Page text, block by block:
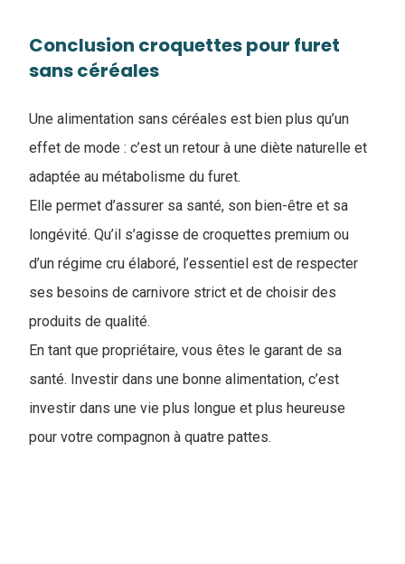
Conclusion ​croquettes pour furet
sans céréales
Une alimentation sans céréales est bien plus qu’un
effet de mode : c’est un retour à une diète naturelle et
adaptée au métabolisme du furet.
Elle permet d’assurer sa santé, son bien-être et sa
longévité. Qu’il s’agisse de croquettes premium ou
d’un régime cru élaboré, l’essentiel est de respecter
ses besoins de carnivore strict et de choisir des
produits de qualité.
En tant que propriétaire, vous êtes le garant de sa
santé. Investir dans une bonne alimentation, c’est
investir dans une vie plus longue et plus heureuse
pour votre compagnon à quatre pattes.